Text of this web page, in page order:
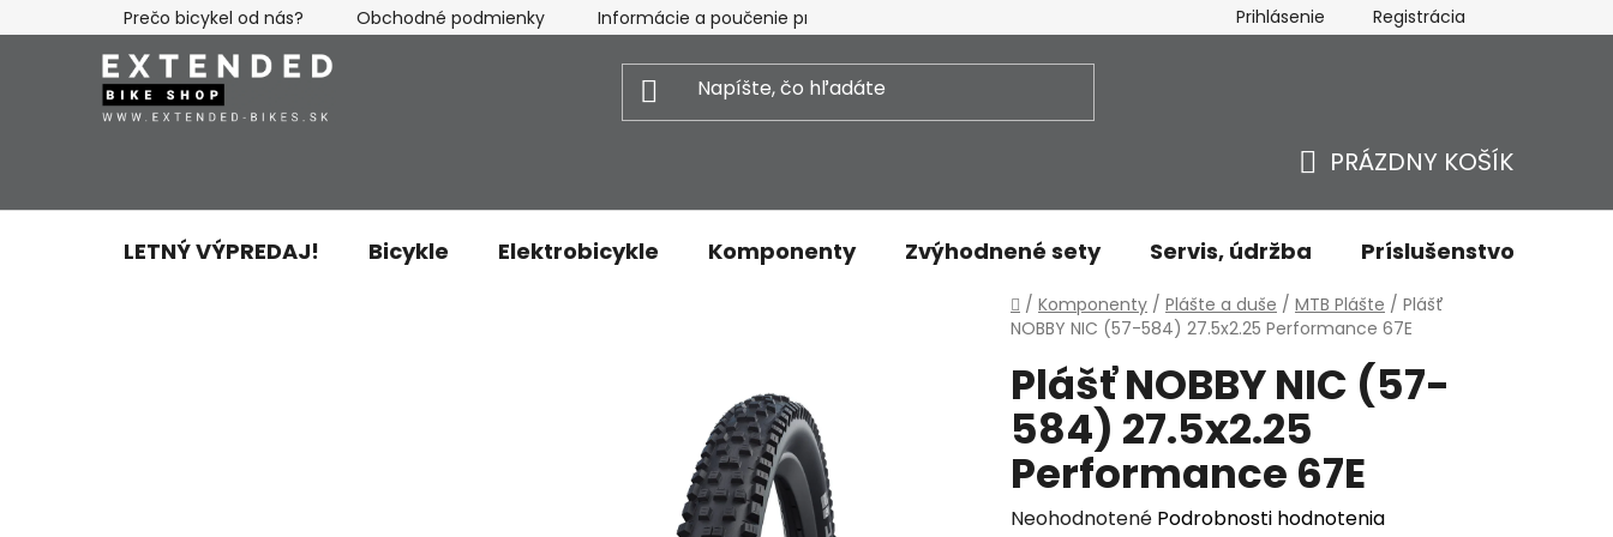
na
Prečo bicykel od nás? Obchodné podmienky Informácie a poučenie pre spotrebiteľa Vrátenie tovaru - odstúpenie od zmluvy Ochrana osobných údajov
Prihlásenie Registrácia
KOŠÍK
PRÁZDNY KOŠÍK
LETNÝ VÝPREDAJ! Bicykle Elektrobicykle Komponenty Zvýhodnené sety Servis, údržba Príslušenstvo
Domov
/ Komponenty / Plášte a duše / MTB Plášte / Plášť
NOBBY NIC (57-584) 27.5x2.25 Performance 67E
Plášť NOBBY NIC (57-
584) 27.5x2.25
Performance 67E
Priemerné
Neohodnotené Podrobnosti hodnotenia